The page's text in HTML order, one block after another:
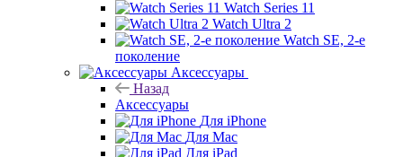
Watch Series 11
Watch Ultra 2
Watch SE, 2-е
поколение
Аксессуары
Назад
Аксессуары
Для iPhone
Для Mac
Для iPad